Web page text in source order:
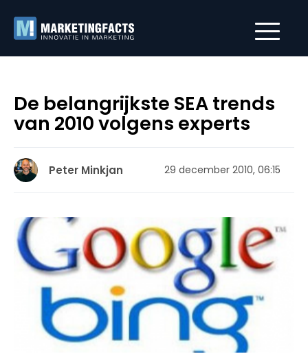
De belangrijkste SEA trends
van 2010 volgens experts
Peter Minkjan 29 december 2010, 06:15